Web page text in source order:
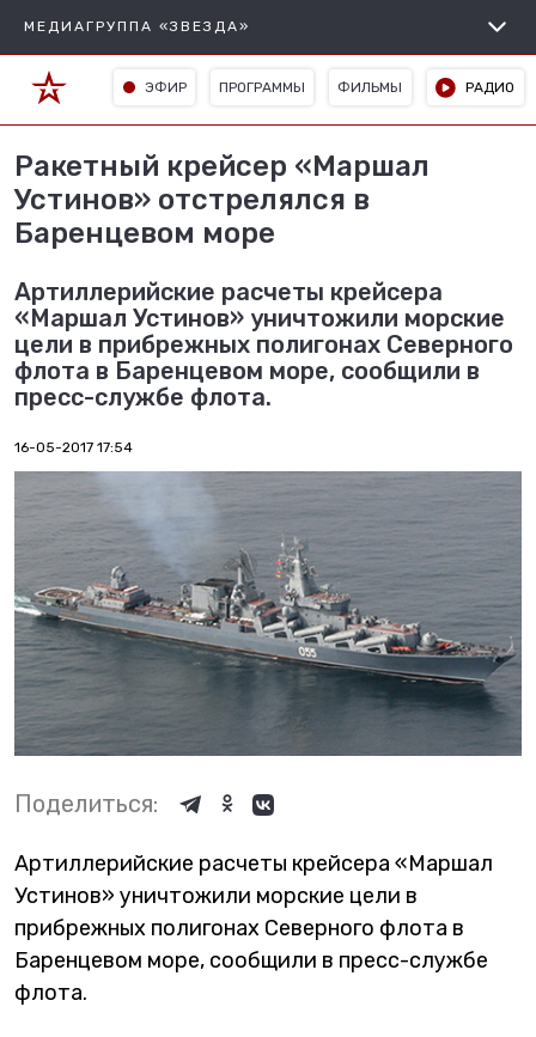
МЕДИАГРУППА «ЗВЕЗДА»
ЭФИР ПРОГРАММЫ ФИЛЬМЫ РАДИО
Ракетный крейсер «Маршал
Устинов» отстрелялся в
Баренцевом море
Артиллерийские расчеты крейсера
«Маршал Устинов» уничтожили морские
цели в прибрежных полигонах Северного
флота в Баренцевом море, сообщили в
пресс-службе флота.
16-05-2017 17:54
Поделиться:
Артиллерийские расчеты крейсера «Маршал
Устинов» уничтожили морские цели в
прибрежных полигонах Северного флота в
Баренцевом море, сообщили в пресс-службе
флота.